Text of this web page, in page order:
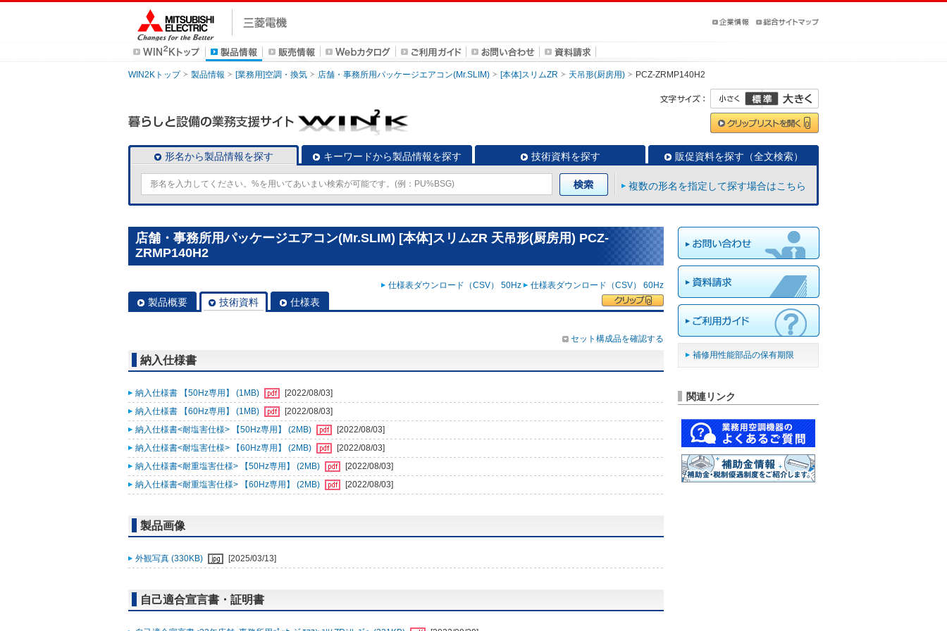
WIN2Kトップ 製品情報 [業務用]空調・換気 店舗・事務所用パッケージエアコン(Mr.SLIM) [本体]スリムZR 天吊形(厨房用) PCZ-ZRMP140H2
形名から製品情報を探す キーワードから製品情報を探す 技術資料を探す 販促資料を探す（全文検索）
複数の形名を指定して探す場合はこちら
店舗・事務所用パッケージエアコン(Mr.SLIM) [本体]スリムZR 天吊形(厨房用) PCZ-
ZRMP140H2
仕様表ダウンロード（CSV） 50Hz 仕様表ダウンロード（CSV） 60Hz
製品概要 技術資料 仕様表
セット構成品を確認する
納入仕様書
納入仕様書 【50Hz専用】 (1MB)
[2022/08/03]
納入仕様書 【60Hz専用】 (1MB)
[2022/08/03]
納入仕様書<耐塩害仕様> 【50Hz専用】 (2MB)
[2022/08/03]
納入仕様書<耐塩害仕様> 【60Hz専用】 (2MB)
[2022/08/03]
納入仕様書<耐重塩害仕様> 【50Hz専用】 (2MB)
[2022/08/03]
納入仕様書<耐重塩害仕様> 【60Hz専用】 (2MB)
[2022/08/03]
製品画像
外観写真 (330KB) [2025/03/13]
自己適合宣言書・証明書
補修用性能部品の保有期限
関連リンク